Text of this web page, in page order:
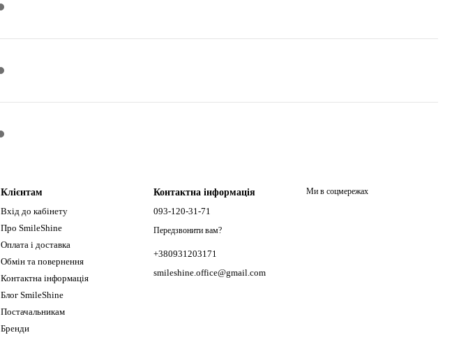
Клієнтам
Вхід до кабінету
Про SmileShine
Оплата і доставка
Обмін та повернення
Контактна інформація
Блог SmileShine
Постачальникам
Бренди
Контактна інформація
093-120-31-71
Передзвонити вам?
+380931203171
smileshine.office@gmail.com
Ми в соцмережах